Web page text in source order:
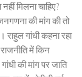
मिलना चाहिए?
की मांग की तो
राहुल गांधी कहना रहा
में किन
की मांग पर जाति